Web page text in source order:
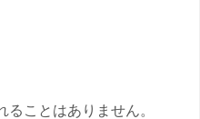
ることはありません。